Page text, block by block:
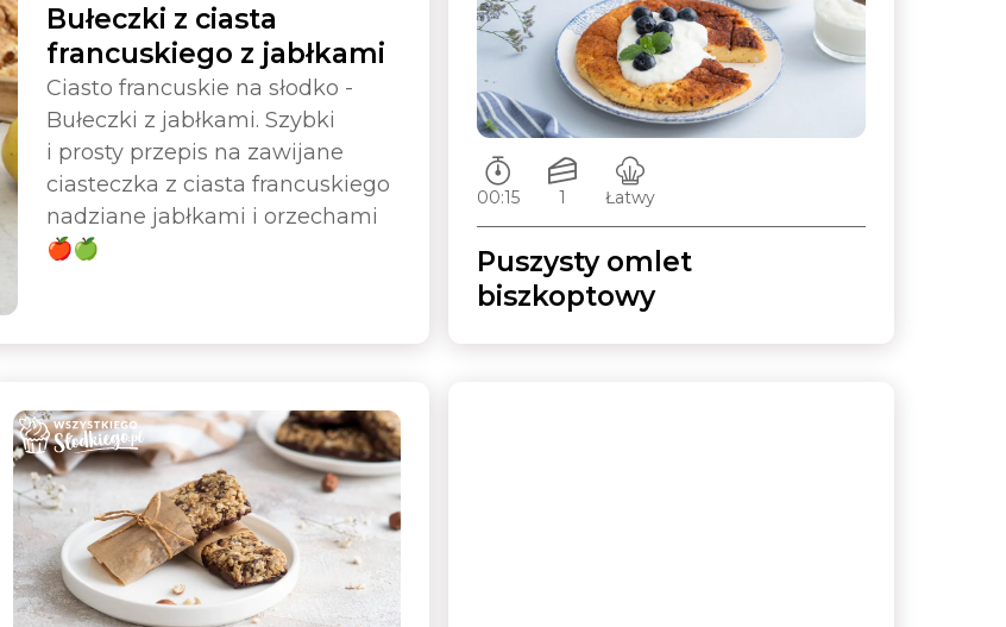
Bułeczki z ciasta
francuskiego z jabłkami
Ciasto francuskie na słodko -
Bułeczki z jabłkami. Szybki
i prosty przepis na zawijane
ciasteczka z ciasta francuskiego
nadziane jabłkami i orzechami
🍎🍏
Czas przygotowywania:
00:15
Ilość porcji:
1
Poziom trudności:
Łatwy
Puszysty omlet
biszkoptowy